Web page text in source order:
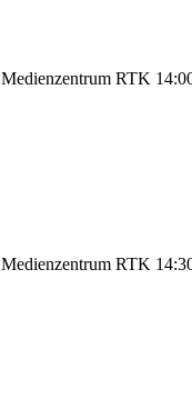
Medienzentrum RTK
Medienzentrum RTK